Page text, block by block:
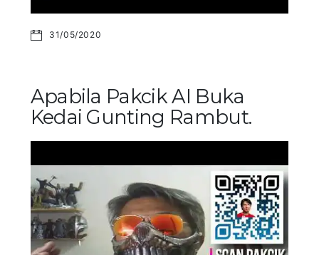
31/05/2020
Apabila Pakcik AI Buka
Kedai Gunting Rambut.